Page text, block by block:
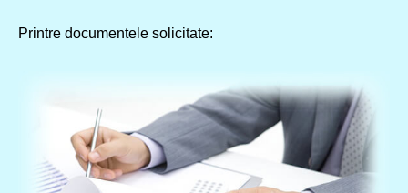
Printre documentele solicitate: